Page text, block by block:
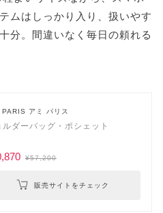
ムはしっかり入り、扱いやす
分。間違いなく毎日の頼れる
アミ パリス
ルダーバッグ・ポシェット
¥57,200
販売サイトをチェック